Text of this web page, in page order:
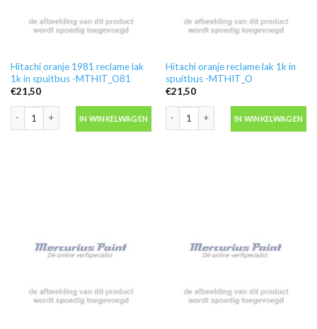
Hitachi oranje 1981 reclame lak
1k in spuitbus -MTHIT_O81
€21,50
IN WINKELWAGEN
Hitachi oranje reclame lak 1k in
spuitbus -MTHIT_O
€21,50
IN WINKELWAGEN